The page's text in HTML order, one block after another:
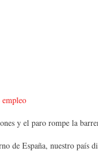
y el paro rompe la
de España, nuestro país